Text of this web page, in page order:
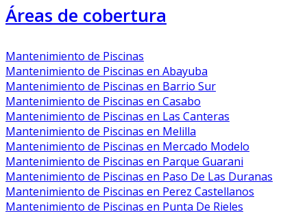
Áreas de cobertura
Mantenimiento de Piscinas
Mantenimiento de Piscinas en Abayuba
Mantenimiento de Piscinas en Barrio Sur
Mantenimiento de Piscinas en Casabo
Mantenimiento de Piscinas en Las Canteras
Mantenimiento de Piscinas en Melilla
Mantenimiento de Piscinas en Mercado Modelo
Mantenimiento de Piscinas en Parque Guarani
Mantenimiento de Piscinas en Paso De Las Duranas
Mantenimiento de Piscinas en Perez Castellanos
Mantenimiento de Piscinas en Punta De Rieles